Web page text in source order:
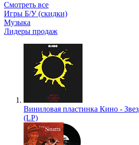
Смотреть все
Игры Б/У (скидки)
Музыка
Лидеры продаж
Виниловая пластинка Кино -
(LP)